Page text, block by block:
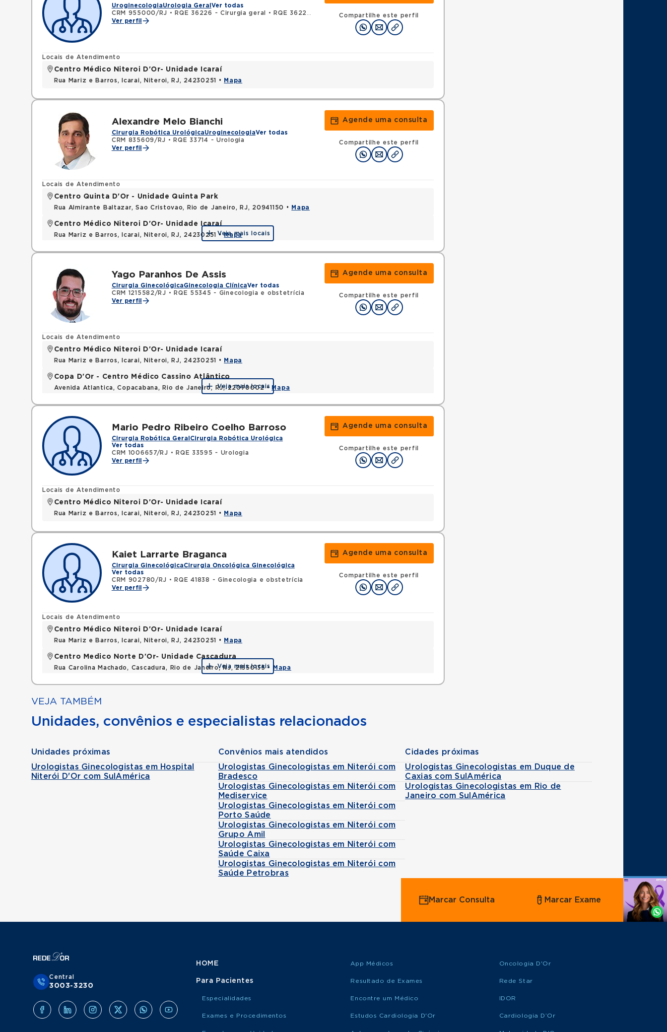
UroginecologiaUrologia Geral Ver todas
CRM 955000/RJ • RQE 36226 - Cirurgia geral •
RQE 36227 - Urologia
Ver perfil
Compartilhe este perfil
Locais de Atendimento
Centro Médico Niteroi D'Or- Unidade Icaraí
Rua Mariz e Barros, Icarai, Niteroi, RJ, 24230251 • Mapa
Alexandre Melo Bianchi
Cirurgia Robótica UrológicaUroginecologiaVer todas
CRM 835609/RJ •
RQE 33714 - Urologia
Ver perfil
Agende uma consulta
Compartilhe este perfil
Locais de Atendimento
Centro Quinta D'Or - Unidade Quinta Park
Rua Almirante Baltazar, Sao Cristovao, Rio de Janeiro, RJ, 20941150 • Mapa
Centro Médico Niteroi D'Or- Unidade Icaraí
Rua Mariz e Barros, Icarai, Niteroi, RJ, 24230251 •Mapa
Veja mais locais
Yago Paranhos De Assis
Cirurgia GinecológicaGinecologia ClínicaVer todas
CRM 1215582/RJ •
RQE 55345 - Ginecologia e obstetrícia
Ver perfil
Agende uma consulta
Compartilhe este perfil
Locais de Atendimento
Centro Médico Niteroi D'Or- Unidade Icaraí
Rua Mariz e Barros, Icarai, Niteroi, RJ, 24230251 • Mapa
Copa D'Or - Centro Médico Cassino Atlântico
Avenida Atlantica, Copacabana, Rio de Janeiro, RJ, 22070002 • Mapa
Veja mais locais
Mario Pedro Ribeiro Coelho Barroso
Cirurgia Robótica Geral Cirurgia Robótica Urológica
Ver todas
CRM 1006657/RJ •
RQE 33595 - Urologia
Ver perfil
Agende uma consulta
Compartilhe este perfil
Locais de Atendimento
Centro Médico Niteroi D'Or- Unidade Icaraí
Rua Mariz e Barros, Icarai, Niteroi, RJ, 24230251 • Mapa
Kaiet Larrarte Braganca
Cirurgia GinecológicaCirurgia Oncológica Ginecológica
Ver todas
CRM 902780/RJ •
RQE 41838 - Ginecologia e obstetrícia
Ver perfil
Agende uma consulta
Compartilhe este perfil
Locais de Atendimento
Centro Médico Niteroi D'Or- Unidade Icaraí
Rua Mariz e Barros, Icarai, Niteroi, RJ, 24230251 • Mapa
Centro Medico Norte D'Or- Unidade Cascadura
Rua Carolina Machado, Cascadura, Rio de Janeiro, RJ, 21350135 • Mapa
Veja mais locais
VEJA TAMBÉM
Unidades, convênios e especialistas relacionados
Unidades próximas
Urologistas Ginecologistas em Hospital
Niterói D'Or com SulAmérica
Convênios mais atendidos
Urologistas Ginecologistas em Niterói com
Bradesco
Urologistas Ginecologistas em Niterói com
Mediservice
Urologistas Ginecologistas em Niterói com
Porto Saúde
Urologistas Ginecologistas em Niterói com
Grupo Amil
Urologistas Ginecologistas em Niterói com
Saúde Caixa
Urologistas Ginecologistas em Niterói com
Saúde Petrobras
Cidades próximas
Urologistas Ginecologistas em Duque de
Caxias com SulAmérica
Urologistas Ginecologistas em Rio de
Janeiro com SulAmérica
Agende
Whatsapp
Marcar Consulta Marcar Exame
Central
3003-3230
HOME
Para Pacientes
Especialidades
Exames e Procedimentos
App Médicos
Resultado de Exames
Encontre um Médico
Estudos Cardiologia D'Or
Oncologia D'Or
Rede Star
IDOR
Cardiologia D’Or